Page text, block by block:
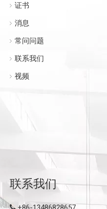
证书
消息
常问问题
联系我们
视频
联系我们
